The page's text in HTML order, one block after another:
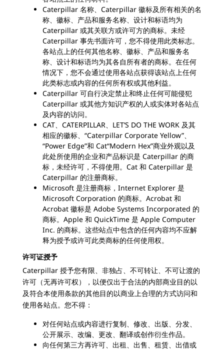
Caterpillar 名称、Caterpillar 徽标及所有相关的名
称、徽标、产品和服务名称、设计和标语均为
Caterpillar 或其关联方或许可方的商标。未经
Caterpillar 事先书面许可，您不得使用此类标志。
各站点上的任何其他名称、徽标、产品和服务名
称、设计和标语均为其各自所有者的商标。在任何
情况下，您不会通过使用各站点获得该站点上任何
此类标志或内容的任何所有权或其他利益。
Caterpillar 可自行决定禁止和终止任何可能侵犯
Caterpillar 或其他方知识产权的人或实体对各站点
及内容的访问。
CAT、CATERPILLAR、LET’S DO THE WORK 及其
相应的徽标、“Caterpillar Corporate Yellow”、
“Power Edge”和 Cat“Modern Hex”商业外观以及
此处所使用的企业和产品标识是 Caterpillar 的商
标，未经许可，不得使用。Cat 和 Caterpillar 是
Caterpillar 的注册商标。
Microsoft 是注册商标，Internet Explorer 是
Microsoft Corporation 的商标。Acrobat 和
Acrobat 徽标是 Adobe Systems Incorporated 的
商标。Apple 和 QuickTime 是 Apple Computer
Inc. 的商标。这些站点中包含的任何内容均不应解
释为授予或许可此类商标的任何使用权。
许可证授予
Caterpillar 授予您有限、非独占、不可转让、不可让渡的
许可（无再许可权），以便仅出于合法的内部商业目的以
及符合本使用条款的其他目的以商业上合理的方式访问和
使用各站点。您不得：
对任何站点或内容进行复制、修改、出版、分发、
公开展示、改编、更改、翻译或创作衍生作品。
向任何第三方再许可、出租、出售、租赁、出借或